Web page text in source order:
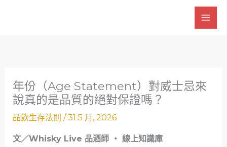
年份（Age Statement）對威士忌來
說真的是品質的絕對保證嗎？
品飲生存法則 /31 5 月, 2026
文／Whisky Live 品酒師 ・ 線上知識庫